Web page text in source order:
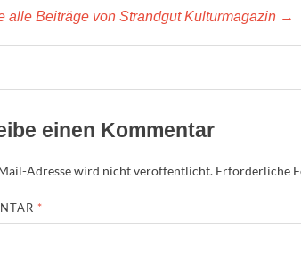
alle Beiträge von Strandgut Kulturmagazin →
einen Kommentar
Adresse wird nicht veröffentlicht. Erforderliche
*